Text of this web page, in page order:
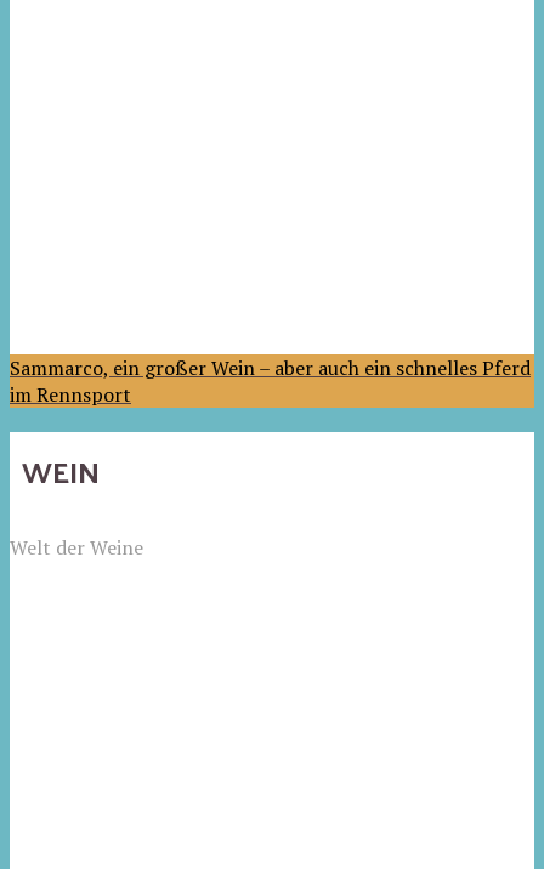
Sammarco, ein großer Wein – aber auch ein schnelles Pferd
im Rennsport
WEIN
Welt der Weine